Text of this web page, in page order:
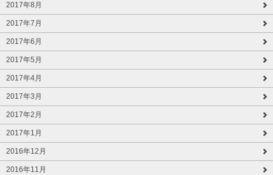
2017年8月
2017年7月
2017年6月
2017年5月
2017年4月
2017年3月
2017年2月
2017年1月
2016年12月
2016年11月